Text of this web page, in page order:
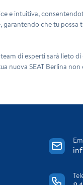
e intuitiva,
che tu
di esperti sarà lieto di
nuova SEAT Berlina